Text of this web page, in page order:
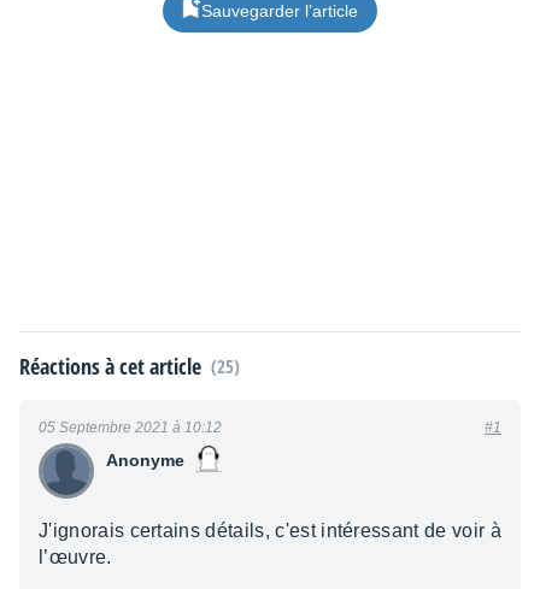
Sauvegarder l’article
Réactions à cet article (25)
Anonyme
05 Septembre 2021 à 10:12 #1
J'ignorais certains détails, c'est intéressant de voir à
l’œuvre.